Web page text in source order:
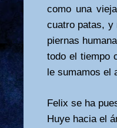
como una
cuatro patas, y
piernas
todo el tiempo
le sumamos el
Felix se ha
Huye hacia el